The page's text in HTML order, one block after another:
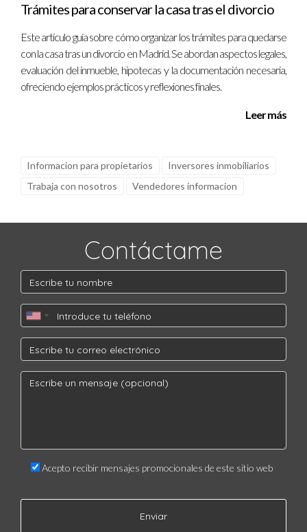
Trámites para conservar la casa tras el divorcio
Este artículo guía sobre cómo organizar los trámites para quedarse
con la casa tras un divorcio en Madrid. Se abordan aspectos legales,
evaluación del inmueble, hipotecas y la documentación necesaria,
ofreciendo ejemplos prácticos y reflexiones finales.
Leer más
Informacion para propietarios
Inversores inmobiliarios
Trabaja con nosotros
Vendedores informacion
Contáctame
Acepto recibir mensajes promocionales de este sitio web
Enviar